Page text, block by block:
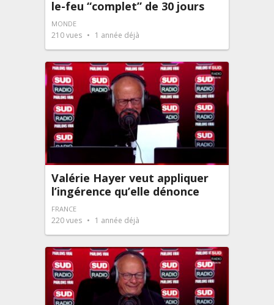
le-feu “complet” de 30 jours
MONDE
210vues 1 année déjà
Valérie Hayer veut appliquer
l’ingérence qu’elle dénonce
FRANCE
220vues 1 année déjà